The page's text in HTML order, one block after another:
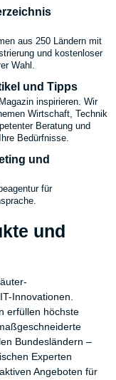
aus 250 Ländern mit
und kostenloser
Wahl.
und Tipps
inspirieren. Wir
Wirtschaft, Technik
Beratung und
Bedürfnisse.
und
für
und
Innovationen.
erfüllen höchste
Bundesländern –
Experten
Angeboten für